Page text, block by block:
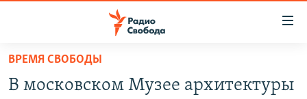
упрощенного
доступа
ВРЕМЯ СВОБОДЫ
В московском Музее архитектуры